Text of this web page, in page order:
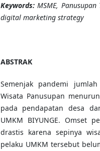
Keywords:MSME, Panusupan
digital marketing strategy
ABSTRAK
Semenjak pandemi
Wisata Panusupan
pada pendapatan desa
UMKM BIYUNGE. Omset
drastis karena sepinya
pelaku UMKM tersebut